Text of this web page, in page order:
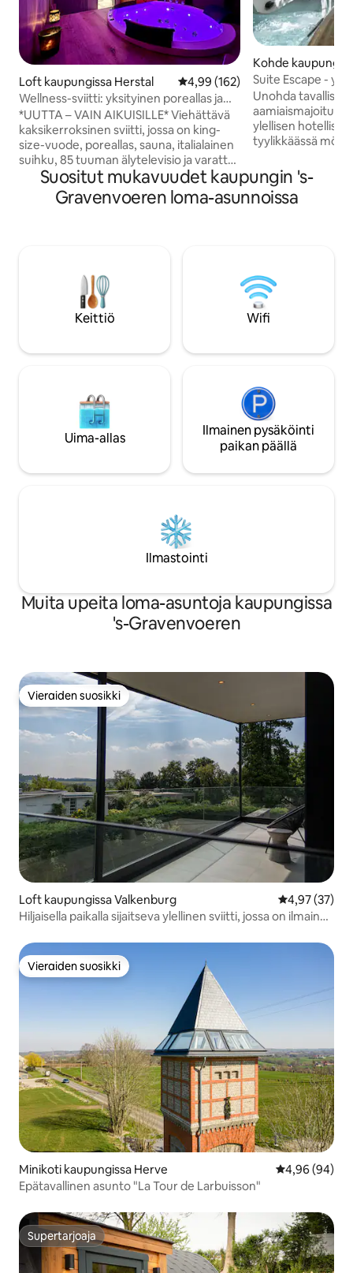
Loft kaupungissa Herstal Keskimääräinen arvio 4,99/5,
4,99 (162)
Wellness-sviitti: yksityinen poreallas ja
sauna
*UUTTA – VAIN AIKUISILLE* Viehättävä
kaksikerroksinen sviitti, jossa on king-
size-vuode, poreallas, sauna, italialainen
suihku, 85 tuuman älytelevisio ja varattu
pysäköintipaikka sisäänkäynnin edessä
digitaalisen koodin avulla ✨ Varauksen
Aperitiivilautanen 🥐 Aamiainen 50
minuutin💆‍♂️💆‍♀️ DUO-
rentoutumishieronta hierontahuoneen
pöydällä Varauksen jälkeiset tiedot
Kohde
Suite Escape -
Unohda tavalliset
ylellisen
tyylikkäässä
poreallas, valitse
samppanjaa
unohtumattomalle
minuutin
mahdollisuus
pysäköintiin.
Suositut mukavuudet kaupungin 's-
Gravenvoeren loma-asunnoissa
Keittiö Wifi
Uima-allas
Ilmainen pysäköinti
paikan päällä
Ilmastointi
Muita upeita loma-asuntoja kaupungissa
's-Gravenvoeren
Vieraiden suosikki
Vieraiden suosikki
Loft kaupungissa Valkenburg
4,97 (37)
Hiljaisella paikalla sijaitseva ylellinen sviitti, jossa on ilmainen
Vieraiden suosikki
Vieraiden suosikki
Minikoti kaupungissa Herve
4,96 (94)
Epätavallinen asunto "La Tour de Larbuisson"
Supertarjoaja
Supertarjoaja